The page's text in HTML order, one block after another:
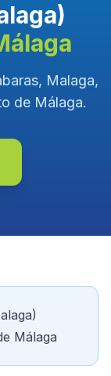
Malaga,
de Málaga.
Málaga